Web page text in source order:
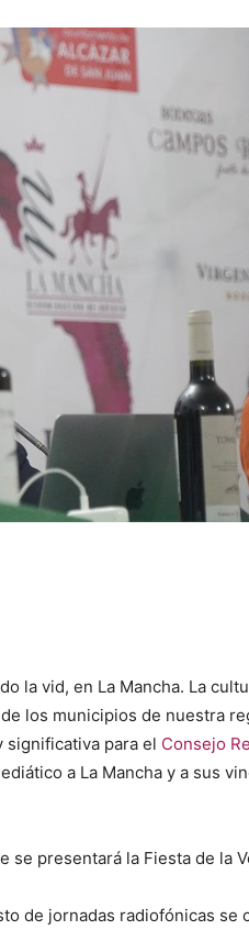
la vid, en La Mancha. La
los municipios de nuestra
significativa para el Consejo
a La Mancha y a sus
presentará la Fiesta de la
de jornadas radiofónicas